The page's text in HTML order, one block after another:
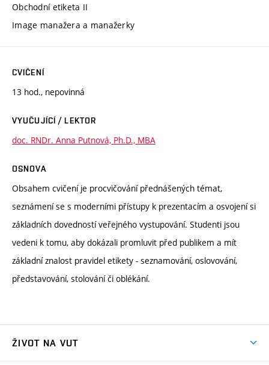
Obchodní etiketa II
Image manažera a manažerky
CVIČENÍ
13 hod., nepovinná
VYUČUJÍCÍ / LEKTOR
doc. RNDr. Anna Putnová, Ph.D., MBA
OSNOVA
Obsahem cvičení je procvičování přednášených témat,
seznámení se s moderními přístupy k prezentacím a osvojení si
základních dovedností veřejného vystupování. Studenti jsou
vedeni k tomu, aby dokázali promluvit před publikem a mít
základní znalost pravidel etikety - seznamování, oslovování,
představování, stolování či oblékání.
ŽIVOT NA VUT